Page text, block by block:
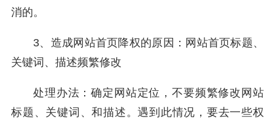
消的。
3、造成网站首页降权的原因：网站首页标题、
关键词、描述频繁修改
处理办法：确定网站定位，不要频繁修改网站
标题、关键词、和描述。遇到此情况，要去一些权